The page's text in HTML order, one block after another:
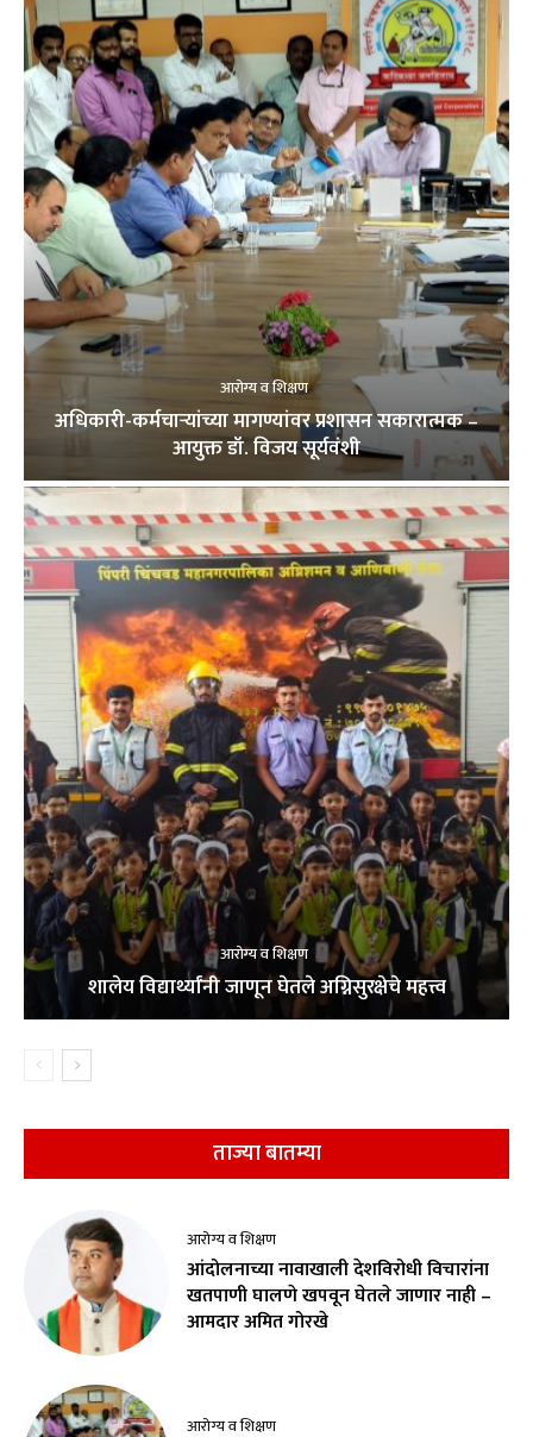
आरोग्य व शिक्षण
अधिकारी-कर्मचाऱ्यांच्या मागण्यांवर प्रशासन सकारात्मक –
आयुक्त डॉ. विजय सूर्यवंशी
आरोग्य व शिक्षण
शालेय विद्यार्थ्यांनी जाणून घेतले अग्निसुरक्षेचे महत्त्व
ताज्या बातम्या
आरोग्य व शिक्षण
आंदोलनाच्या नावाखाली देशविरोधी विचारांना
खतपाणी घालणे खपवून घेतले जाणार नाही –
आमदार अमित गोरखे
आरोग्य व शिक्षण